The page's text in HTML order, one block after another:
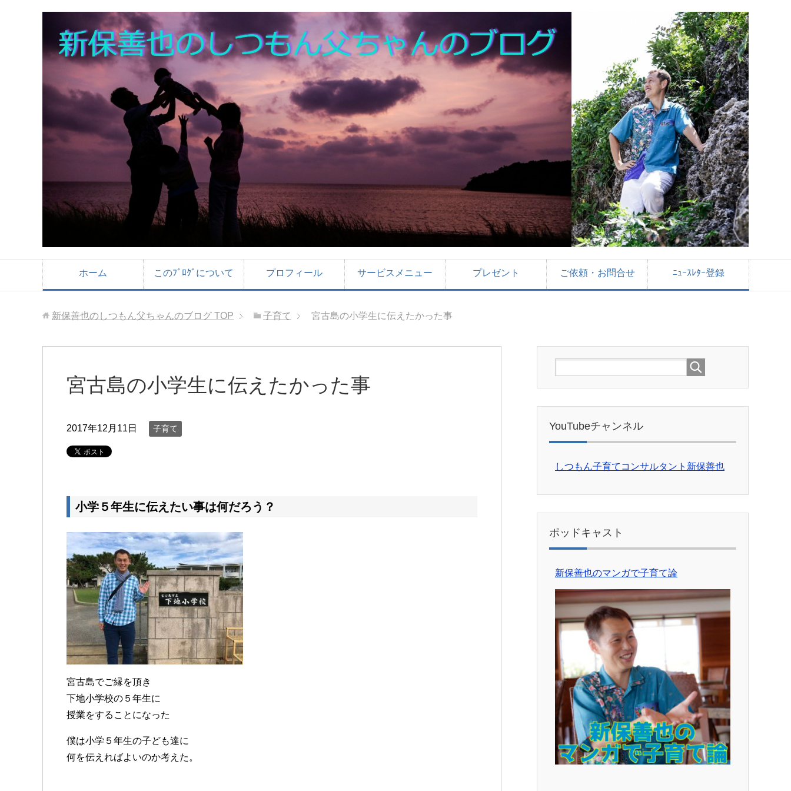
ホーム このﾌﾞﾛｸﾞについて プロフィール サービスメニュー プレゼント ご依頼・お問合せ ﾆｭｰｽﾚﾀｰ登録
新保善也のしつもん父ちゃんのブログ TOP 子育て 宮古島の小学生に伝えたかった事
宮古島の小学生に伝えたかった事
2017年12月11日 子育て
小学５年生に伝えたい事は何だろう？
宮古島でご縁を頂き
下地小学校の５年生に
授業をすることになった
僕は小学５年生の子ども達に
何を伝えればよいのか考えた。
YouTubeチャンネル
しつもん子育てコンサルタント新保善也
ポッドキャスト
新保善也のマンガで子育て論